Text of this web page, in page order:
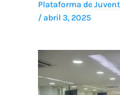
Plataforma de
/abril 3, 2025